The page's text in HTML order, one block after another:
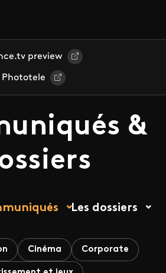
preview
Phototele
&
Les dossiers
Cinéma Corporate